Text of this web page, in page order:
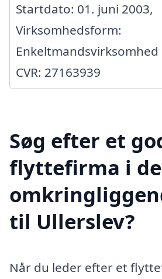
Startdato: 01. juni 2003,
Virksomhedsform:
Enkeltmandsvirksomhed
CVR: 27163939
Søg efter et
flyttefirma i de
til Ullerslev?
Når du leder efter et